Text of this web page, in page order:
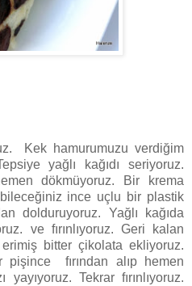
Kek hamurumuzu verdiğim
yağlı kağıdı seriyoruz.
dökmüyoruz. Bir krema
ince uçlu bir plastik
dolduruyoruz. Yağlı kağıda
ve fırınlıyoruz. Geri kalan
bitter çikolata ekliyoruz.
pişince fırından alıp hemen
yayıyoruz. Tekrar fırınlıyoruz.